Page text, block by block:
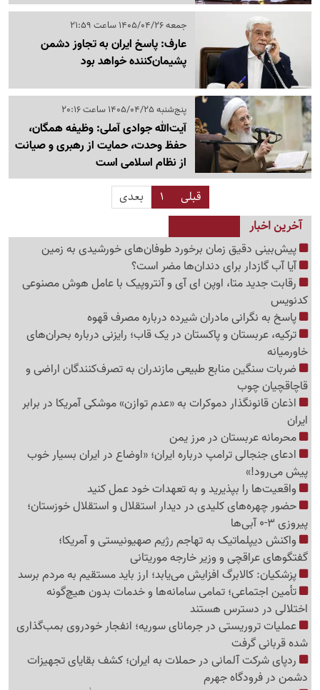
جمعه 1405/04/26 ساعت 21:59
عارف: پاسخ ایران به تجاوز دشمن
پشیمان‌کننده خواهد بود
پنج‌شنبه 1405/04/25 ساعت 20:16
آیت‌الله جوادی آملی: وظیفه همگان،
حفظ وحدت، حمایت از رهبری و صیانت
از نظام اسلامی است
قبلی 1
بعدی
آخرین اخبار
پیش‌بینی دقیق زمان برخورد طوفان‌های خورشیدی به زمین
آیا آب گازدار برای دندان‌ها مضر است؟
رقابت جدید متا، اوپن ای آی و آنتروپیک با عامل هوش مصنوعی
کدنویس
پاسخ به نگرانی مادران شیرده درباره مصرف قهوه
ترکیه، عربستان و پاکستان در یک قاب؛ رایزنی درباره بحران‌های
خاورمیانه
ضربات سنگین منابع طبیعی مازندران به تصرف‌کنندگان اراضی و
قاچاقچیان چوب
اذعان قانونگذار دموکرات به «عدم توازن» موشکی آمریکا در برابر
ایران
محرمانه عربستان در مرز یمن
ادعای جنجالی ترامپ درباره ایران؛ «اوضاع در ایران بسیار خوب
پیش می‌رود!»
واقعیت‌ها را بپذیرید و به تعهدات خود عمل کنید
حضور چهره‌های کلیدی در دیدار استقلال و استقلال خوزستان؛
پیروزی 3-0 آبی‌ها
واکنش دیپلماتیک به تهاجم رژیم صهیونیستی و آمریکا؛
گفتگوهای عراقچی و وزیر خارجه موریتانی
پزشکیان: کالابرگ افزایش می‌یابد؛ ارز باید مستقیم به مردم برسد
تأمین اجتماعی؛ تمامی سامانه‌ها و خدمات بدون هیچ‌گونه
اختلالی در دسترس هستند
عملیات تروریستی در جرمانای سوریه؛ انفجار خودروی بمب‌گذاری
شده قربانی گرفت
ردپای شرکت آلمانی در حملات به ایران؛ کشف بقایای تجهیزات
دشمن در فرودگاه جهرم